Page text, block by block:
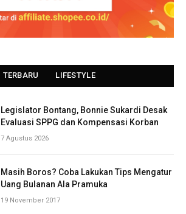
TERBARU LIFESTYLE
Legislator Bontang, Bonnie Sukardi Desak
Evaluasi SPPG dan Kompensasi Korban
7 Agustus 2026
Masih Boros? Coba Lakukan Tips Mengatur
Uang Bulanan Ala Pramuka
19 November 2017